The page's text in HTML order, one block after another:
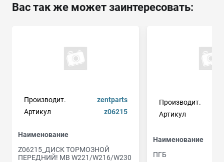
Вас так же может заинтересовать:
Производит.
zentparts
Артикул
z06215
Наименование
Z06215_ДИСК ТОРМОЗНОЙ
ПЕРЕДНИЙ! MB W221/W216/W230
Производит.
Артикул
Наименование
ПГБ